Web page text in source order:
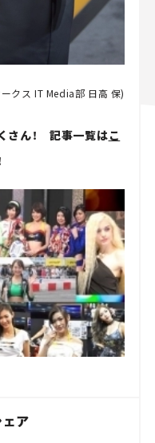
クス IT Media部 日高 保)
さん！ 記事一覧はこ
ア